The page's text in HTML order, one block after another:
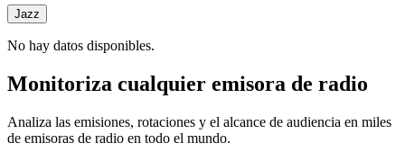
Jazz
No hay datos disponibles.
Monitoriza cualquier emisora de radio
Analiza las emisiones, rotaciones y el alcance de audiencia en miles
de emisoras de radio en todo el mundo.